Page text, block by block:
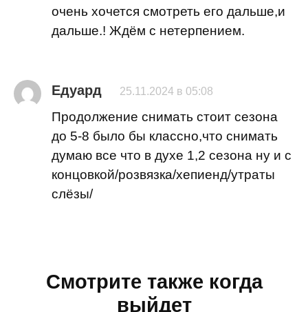
очень хочется смотреть его дальше,и
дальше.! Ждём с нетерпением.
Едуард 25.11.2024 в 05:08
Продолжение снимать стоит сезона
до 5-8 было бы классно,что снимать
думаю все что в духе 1,2 сезона ну и с
концовкой/розвязка/хепиенд/утраты
слёзы/
Смотрите также когда
выйдет